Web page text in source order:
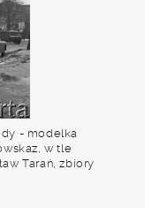
- modelka
w tle
Tarań, zbiory